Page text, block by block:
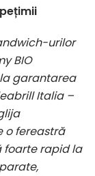
urilor
BIO
garantarea
Italia –
o fereastră
foarte rapid la